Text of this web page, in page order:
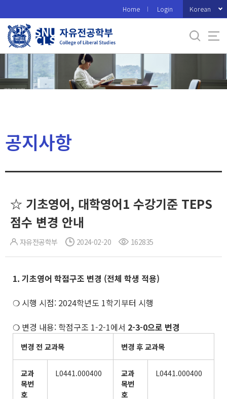
로
메
Home Login Korean
공지사항
☆ 기초영어, 대학영어1 수강기준 TEPS
점수 변경 안내
자유전공학부 2024-02-20 162835
1. 기초영어 학점구조 변경 (전체 학생 적용)
❍ 시행 시점: 2024학년도 1학기부터 시행
❍ 변경 내용: 학점구조 1-2-1에서 2-3-0으로 변경
변경 전 교과목 변경 후 교과목
교과
목번
호
L0441.000400
교과
목번
호
L0441.000400